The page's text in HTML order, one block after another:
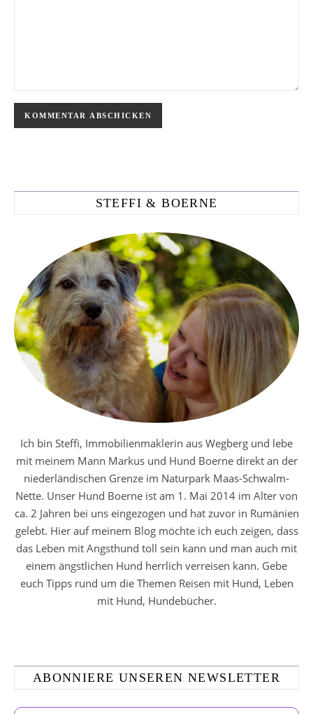
STEFFI & BOERNE
Ich bin Steffi, Immobilienmaklerin aus Wegberg und lebe
mit meinem Mann Markus und Hund Boerne direkt an der
niederländischen Grenze im Naturpark Maas-Schwalm-
Nette. Unser Hund Boerne ist am 1. Mai 2014 im Alter von
ca. 2 Jahren bei uns eingezogen und hat zuvor in Rumänien
gelebt. Hier auf meinem Blog möchte ich euch zeigen, dass
das Leben mit Angsthund toll sein kann und man auch mit
einem ängstlichen Hund herrlich verreisen kann. Gebe
euch Tipps rund um die Themen Reisen mit Hund, Leben
mit Hund, Hundebücher.
ABONNIERE UNSEREN NEWSLETTER